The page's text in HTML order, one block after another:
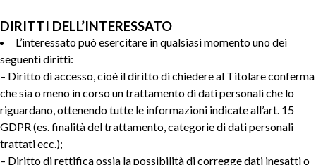
DIRITTI DELL’INTERESSATO
L’interessato può esercitare in qualsiasi momento uno dei
seguenti diritti:
– Diritto di accesso, cioè il diritto di chiedere al Titolare conferma
che sia o meno in corso un trattamento di dati personali che lo
riguardano, ottenendo tutte le informazioni indicate all’art. 15
GDPR (es. finalità del trattamento, categorie di dati personali
trattati ecc.);
– Diritto di rettifica ossia la possibilità di corregge dati inesatti o